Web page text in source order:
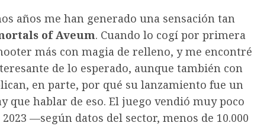
años me han generado una sensación tan
of Aveum. Cuando lo cogí por primera
más con magia de relleno, y me encontré
de lo esperado, aunque también con
en parte, por qué su lanzamiento fue un
que hablar de eso. El juego vendió muy poco
—según datos del sector, menos de 10.000